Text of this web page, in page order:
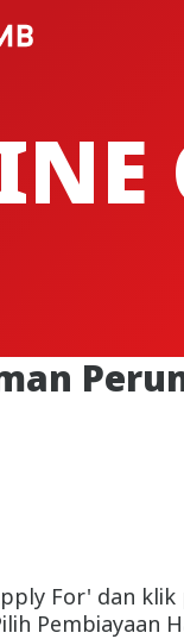
For' dan
Pembiayaan